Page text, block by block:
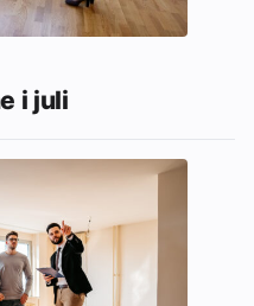
i juli